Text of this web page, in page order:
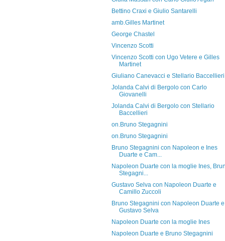
Bettino Craxi e Giulio Santarelli
amb.Gilles Martinet
George Chastel
Vincenzo Scotti
Vincenzo Scotti con Ugo Vetere e Gilles
Martinet
Giuliano Canevacci e Stellario Baccellieri
Jolanda Calvi di Bergolo con Carlo
Giovanelli
Jolanda Calvi di Bergolo con Stellario
Baccellieri
on.Bruno Stegagnini
on.Bruno Stegagnini
Bruno Stegagnini con Napoleon e Ines
Duarte e Cam...
Napoleon Duarte con la moglie Ines,
Stegagni...
Gustavo Selva con Napoleon Duarte e
Camillo Zuccoli
Bruno Stegagnini con Napoleon Duarte e
Gustavo Selva
Napoleon Duarte con la moglie Ines
Napoleon Duarte e Bruno Stegagnini